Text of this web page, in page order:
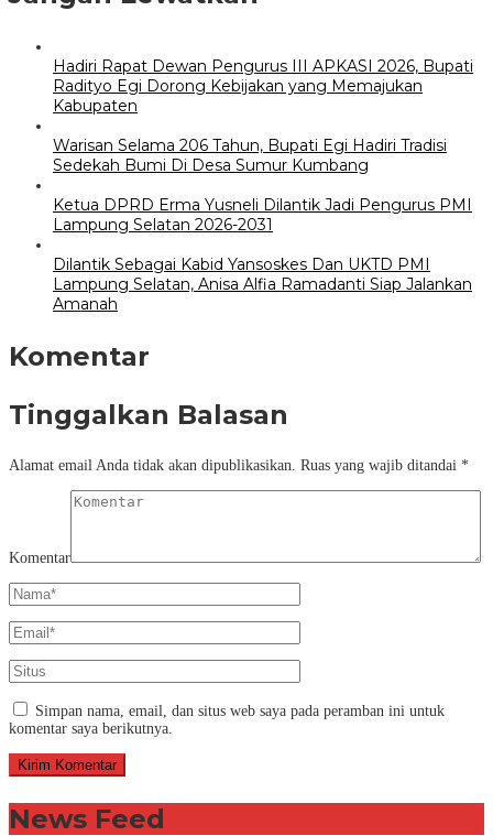
Hadiri Rapat Dewan Pengurus III APKASI 2026, Bupati
Radityo Egi Dorong Kebijakan yang Memajukan
Kabupaten
Warisan Selama 206 Tahun, Bupati Egi Hadiri Tradisi
Sedekah Bumi Di Desa Sumur Kumbang
Ketua DPRD Erma Yusneli Dilantik Jadi Pengurus PMI
Lampung Selatan 2026-2031
Dilantik Sebagai Kabid Yansoskes Dan UKTD PMI
Lampung Selatan, Anisa Alfia Ramadanti Siap Jalankan
Amanah
Komentar
Tinggalkan Balasan
Alamat email Anda tidak akan dipublikasikan. Ruas yang wajib ditandai *
Komentar
Simpan nama, email, dan situs web saya pada peramban ini untuk
komentar saya berikutnya.
News Feed